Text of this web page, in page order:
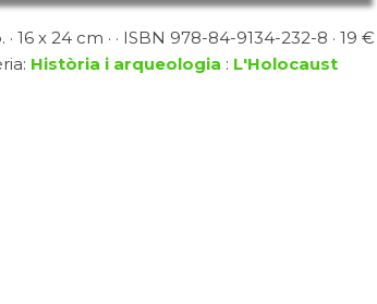
· 16 x 24 cm · · ISBN 978-84-9134-232-8 · 19
Història i arqueologia : L'Holocaust